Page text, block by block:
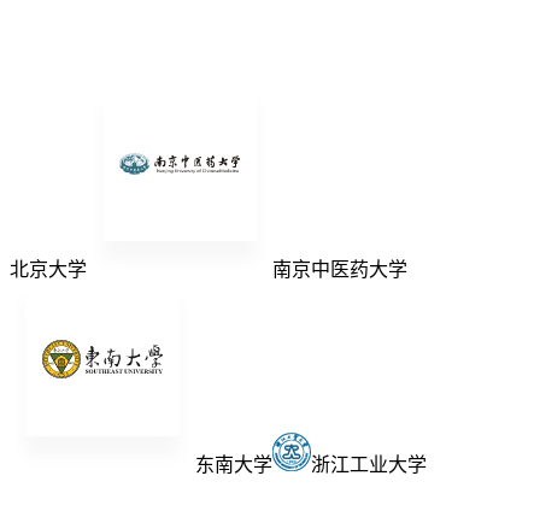
北京大学 南京中医药大学
东南大学 浙江工业大学